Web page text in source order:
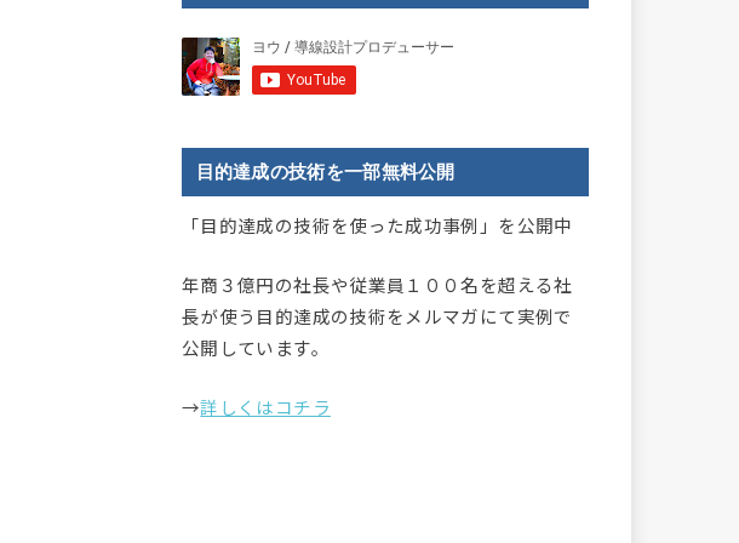
目的達成の技術を一部無料公開
「目的達成の技術を使った成功事例」を公開中
年商３億円の社長や従業員１００名を超える社
長が使う目的達成の技術をメルマガにて実例で
公開しています。
→詳しくはコチラ